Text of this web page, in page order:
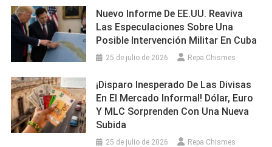
Nuevo Informe De EE.UU. Reaviva
Las Especulaciones Sobre Una
Posible Intervención Militar En Cuba
25 de julio de 2026 Repa Chismes
¡Disparo Inesperado De Las Divisas
En El Mercado Informal! Dólar, Euro
Y MLC Sorprenden Con Una Nueva
Subida
25 de julio de 2026 Repa Chismes